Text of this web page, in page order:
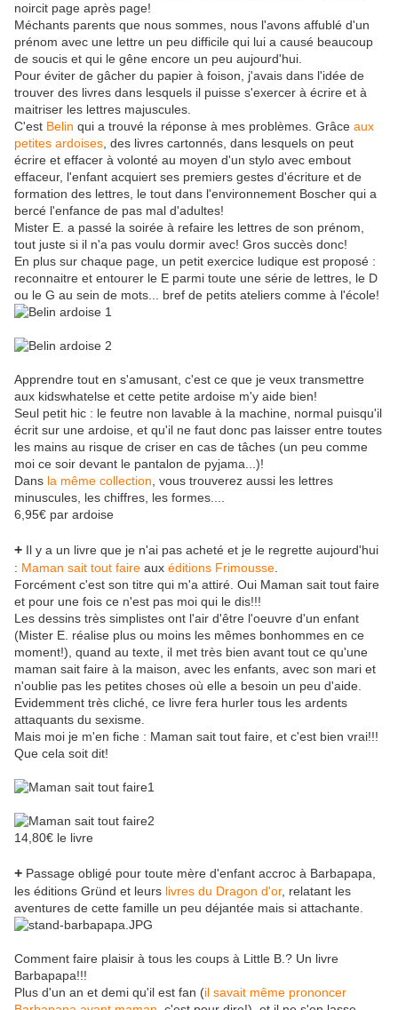
noircit page après page!
Méchants parents que nous sommes, nous l'avons affublé d'un
prénom avec une lettre un peu difficile qui lui a causé beaucoup
de soucis et qui le gêne encore un peu aujourd'hui.
Pour éviter de gâcher du papier à foison, j'avais dans l'idée de
trouver des livres dans lesquels il puisse s'exercer à écrire et à
maitriser les lettres majuscules.
C'est Belin qui a trouvé la réponse à mes problèmes. Grâce aux
petites ardoises , des livres cartonnés, dans lesquels on peut
écrire et effacer à volonté au moyen d'un stylo avec embout
effaceur, l'enfant acquiert ses premiers gestes d'écriture et de
formation des lettres, le tout dans l'environnement Boscher qui a
bercé l'enfance de pas mal d'adultes!
Mister E. a passé la soirée à refaire les lettres de son prénom,
tout juste si il n'a pas voulu dormir avec! Gros succès donc!
En plus sur chaque page, un petit exercice ludique est proposé :
reconnaitre et entourer le E parmi toute une série de lettres, le D
ou le G au sein de mots... bref de petits ateliers comme à l'école!
Apprendre tout en s'amusant, c'est ce que je veux transmettre
aux kidswhatelse et cette petite ardoise m'y aide bien!
Seul petit hic : le feutre non lavable à la machine, normal puisqu'il
écrit sur une ardoise, et qu'il ne faut donc pas laisser entre toutes
les mains au risque de criser en cas de tâches (un peu comme
moi ce soir devant le pantalon de pyjama...)!
Dans la même collection , vous trouverez aussi les lettres
minuscules, les chiffres, les formes....
6,95€ par ardoise
+ Il y a un livre que je n'ai pas acheté et je le regrette aujourd'hui
: Maman sait tout faire aux éditions Frimousse
Forcément c'est son titre qui m'a attiré. Oui Maman sait tout faire
et pour une fois ce n'est pas moi qui le dis!!!
Les dessins très simplistes ont l'air d'être l'oeuvre d'un enfant
(Mister E. réalise plus ou moins les mêmes bonhommes en ce
moment!), quand au texte, il met très bien avant tout ce qu'une
maman sait faire à la maison, avec les enfants, avec son mari et
n'oublie pas les petites choses où elle a besoin un peu d'aide.
Evidemment très cliché, ce livre fera hurler tous les ardents
attaquants du sexisme.
Mais moi je m'en fiche : Maman sait tout faire, et c'est bien vrai!!!
Que cela soit dit!
14,80€ le livre
+ Passage obligé pour toute mère d'enfant accroc à Barbapapa,
les éditions Gründ et leurs livres du Dragon d'or, relatant les
aventures de cette famille un peu déjantée mais si attachante.
Comment faire plaisir à tous les coups à Little B.? Un livre
Barbapapa!!!
Plus d'un an et demi qu'il est fan (il savait même prononcer